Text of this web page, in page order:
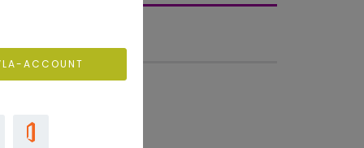
ACCOUNT